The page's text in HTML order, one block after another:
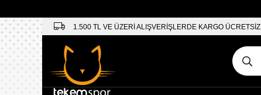
1.500 TL VE ÜZERİ ALIŞVERİŞLERDE KARGO ÜCRETSİZ